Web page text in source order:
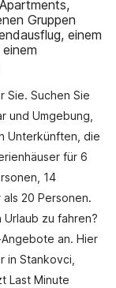
Gruppen
einem
Sie. Suchen Sie
und Umgebung,
Unterkünften, die
für 6
14
20 Personen.
Urlaub zu fahren?
an. Hier
in Stankovci,
Last Minute